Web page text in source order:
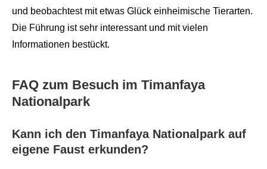
und beobachtest mit etwas Glück einheimische Tierarten.
Die Führung ist sehr interessant und mit vielen
Informationen bestückt.
FAQ zum Besuch im Timanfaya
Nationalpark
Kann ich den Timanfaya Nationalpark auf
eigene Faust erkunden?